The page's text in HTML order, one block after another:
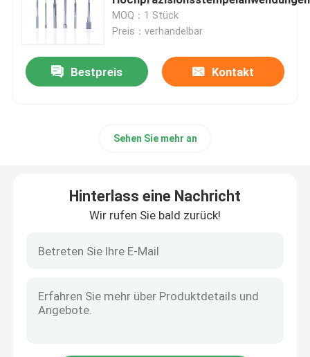
Karbid, das Einsatz fugt
Durchschlags-Form-Komponenten
Karbidprägeeinsätze
Karbid, das Einsätze verlegt
Abgeschnittene Einsätze
MOQ：1 Stück
Preis：verhandelbar
Bestpreis Kontakt
Sehen Sie mehr an
Hinterlass eine Nachricht
Wir rufen Sie bald zurück!